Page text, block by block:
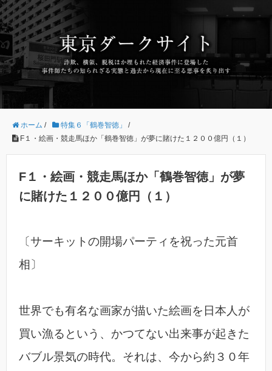
ホーム / 特集６「鶴巻智徳」
/
F１・絵画・競走馬ほか「鶴巻智徳」が夢に賭けた１２００億円（１）
F１・絵画・競走馬ほか「鶴巻智徳」が夢
に賭けた１２００億円（１）
〔サーキットの開場パーティを祝った元首
相〕
世界でも有名な画家が描いた絵画を日本人が
買い漁るという、かつてない出来事が起きた
バブル景気の時代。それは、今から約３０年